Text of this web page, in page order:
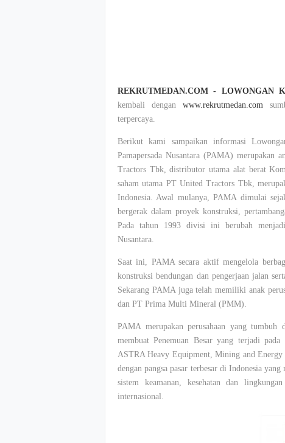
REKRUTMEDAN.COM - LOWONGAN
kembali denganwww.rekrutmedan.com
terpercaya.
Berikut kami sampaikan informasi
Pamapersada Nusantara (PAMA) merupakan
Tractors Tbk, distributor utama alat berat
saham utama PT United Tractors Tbk,
Indonesia. Awal mulanya, PAMA dimulai
bergerak dalam proyek konstruksi,
Pada tahun 1993 divisi ini berubah menjadi
Nusantara.
Saat ini, PAMA secara aktif mengelola
konstruksi bendungan dan pengerjaan jalan
Sekarang PAMA juga telah memiliki anak
dan PT Prima Multi Mineral (PMM).
PAMA merupakan perusahaan yang tumbuh
membuat Penemuan Besar yang terjadi
ASTRA Heavy Equipment, Mining and
dengan pangsa pasar terbesar di Indonesia
sistem keamanan, kesehatan dan
internasional.